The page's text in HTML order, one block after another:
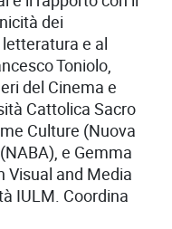
dei
e al
Toniolo,
del Cinema e
Cattolica Sacro
Culture (Nuova
e Gemma
Visual and Media
IULM. Coordina